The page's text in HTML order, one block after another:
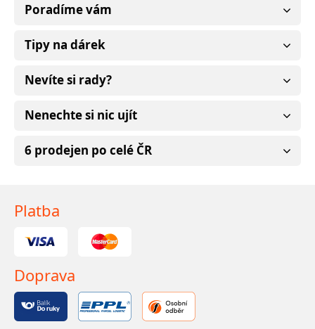
Poradíme vám
Tipy na dárek
Nevíte si rady?
Nenechte si nic ujít
6 prodejen po celé ČR
Platba
Doprava